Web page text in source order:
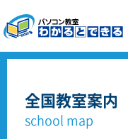
全国教室案内
school map